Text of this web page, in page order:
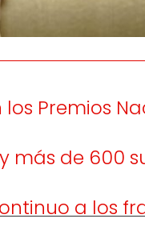
Premios
más de 600
a los